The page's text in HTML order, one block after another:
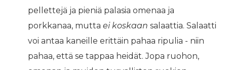
pellettejä ja pieniä palasia omenaa ja
porkkanaa, mutta ei koskaan salaattia. Salaatti
voi antaa kaneille erittäin pahaa ripulia - niin
pahaa, että se tappaa heidät. Jopa ruohon,